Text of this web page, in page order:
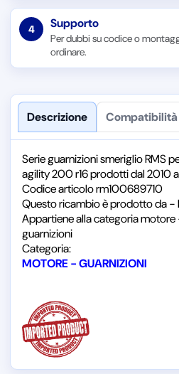
4 Supporto
Per dubbi su codice o
ordinare.
Descrizione
Serie guarnizioni smeriglio RMS
agility 200 r16 prodotti dal 2010
Codice articolo rm100689710
Questo ricambio è prodotto da -
Appartiene alla categoria motore
guarnizioni
Categoria:
MOTORE - GUARNIZIONI